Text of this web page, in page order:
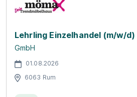
Lehrling Einzelhandel (m/w/d)
GmbH
01.08.2026
6063 Rum